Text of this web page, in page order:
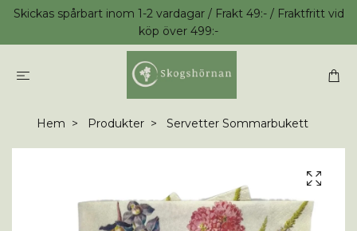
Skickas spårbart inom 1-2 vardagar / Frakt 49:- / Fraktfritt vid
köp över 499:-
Hem Produkter Servetter Sommarbukett